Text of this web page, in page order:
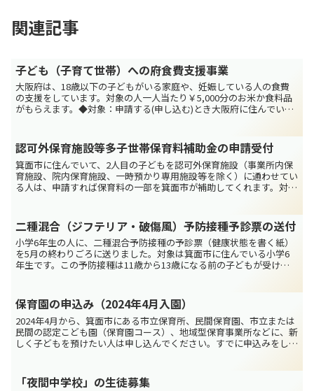
関連記事
子ども（子育て世帯）への府食費支援事業
大阪府は、18歳以下の子どもがいる家庭や、妊娠している人の食費
の支援をしています。対象の人一人当たり￥5,000分のお米か食料品
がもらえます。◆対象：申請する(申し込む)とき大阪府に住んでいる
認可外保育施設等多子世帯保育料補助金の申請受付
箕面市に住んでいて、2人目の子どもを認可外保育施設（事業所内保
育施設、院内保育施設、一時預かり専用施設等を除く）に通わせてい
る人は、申請すれば保育料の一部を箕面市が補助してくれます。対
二種混合（ジフテリア・破傷風）予防接種予診票の送付
小学6年生の人に、二種混合予防接種の予診票（健康状態を書く紙）
を5月の終わりごろに送りました。対象は箕面市に住んでいる小学6
年生です。この予防接種は11歳から13歳になる前の子どもが受ける
保育園の申込み（2024年4月入園）
2024年4月から、箕面市にある市立保育所、民間保育園、市立または
民間の認定こども園（保育園コース）、地域型保育事業所などに、新
しく子どもを預けたい人は申し込んでください。すでに申込みをして
「夜間中学校」の生徒募集